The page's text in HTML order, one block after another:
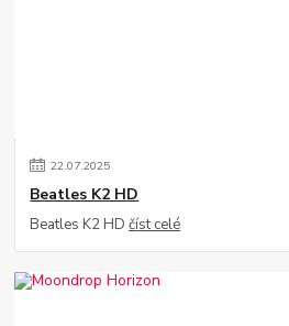
22.07.2025
Beatles K2 HD
Beatles K2 HDčíst celé